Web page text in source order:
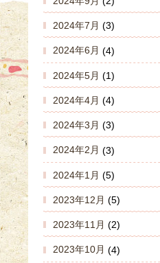
2024年7月 (3)
2024年6月 (4)
2024年5月 (1)
2024年4月 (4)
2024年3月 (3)
2024年2月 (3)
2024年1月 (5)
2023年12月 (5)
2023年11月 (2)
2023年10月 (4)